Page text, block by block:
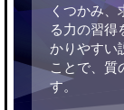
くつかみ
る力の習得
かりやすい
ことで、質
す。